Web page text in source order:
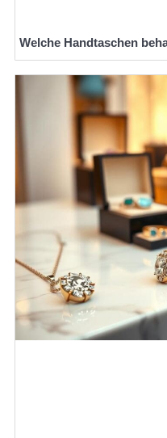
Welche Handtaschen